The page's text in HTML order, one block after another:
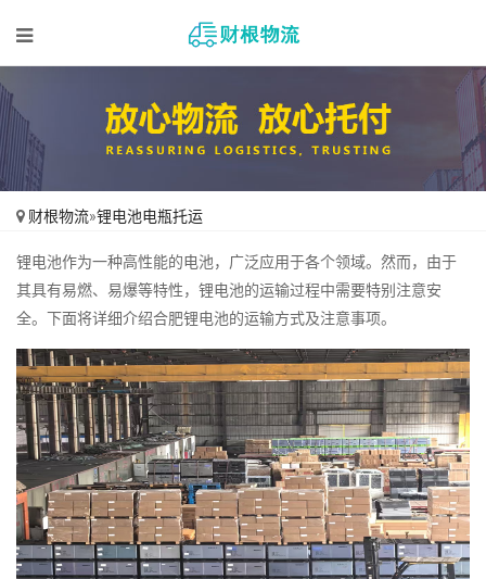
财根物流»锂电池电瓶托运
锂电池作为一种高性能的电池，广泛应用于各个领域。然而，由于
其具有易燃、易爆等特性，锂电池的运输过程中需要特别注意安
全。下面将详细介绍合肥锂电池的运输方式及注意事项。